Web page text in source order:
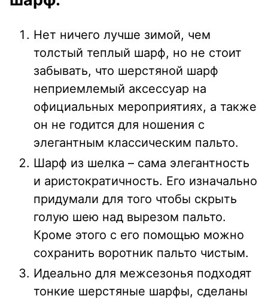
Нет ничего лучше зимой, чем
толстый теплый шарф, но не стоит
забывать, что шерстяной шарф
неприемлемый аксессуар на
официальных мероприятиях, а также
он не годится для ношения с
элегантным классическим пальто.
Шарф из шелка – сама элегантность
и аристократичность. Его изначально
придумали для того чтобы скрыть
голую шею над вырезом пальто.
Кроме этого с его помощью можно
сохранить воротник пальто чистым.
Идеально для межсезонья подходят
тонкие шерстяные шарфы, сделаны